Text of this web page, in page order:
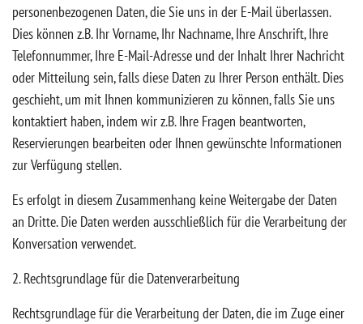
personenbezogenen Daten, die Sie uns in der E-Mail überlassen.
Dies können z.B. Ihr Vorname, Ihr Nachname, Ihre Anschrift, Ihre
Telefonnummer, Ihre E-Mail-Adresse und der Inhalt Ihrer Nachricht
oder Mitteilung sein, falls diese Daten zu Ihrer Person enthält. Dies
geschieht, um mit Ihnen kommunizieren zu können, falls Sie uns
kontaktiert haben, indem wir z.B. Ihre Fragen beantworten,
Reservierungen bearbeiten oder Ihnen gewünschte Informationen
zur Verfügung stellen.
Es erfolgt in diesem Zusammenhang keine Weitergabe der Daten
an Dritte. Die Daten werden ausschließlich für die Verarbeitung der
Konversation verwendet.
2. Rechtsgrundlage für die Datenverarbeitung
Rechtsgrundlage für die Verarbeitung der Daten, die im Zuge einer